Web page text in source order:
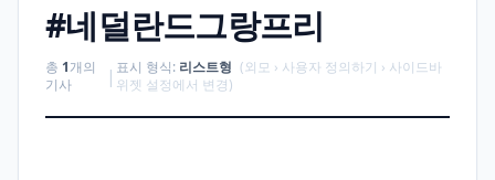
#네덜란드그랑프리
총 1개의
기사
| 표시 형식: 리스트형 (외모 › 사용자 정의하기 › 사이드바
위젯 설정에서 변경)